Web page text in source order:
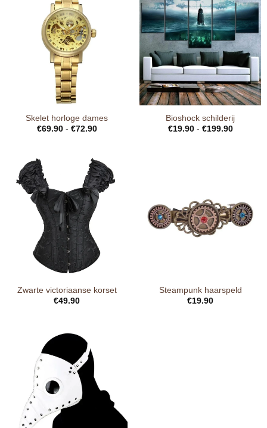
Skelet horloge dames
€69.90- €72.90
Bioshock schilderij
€19.90- €199.90
Zwarte victoriaanse korset
€49.90
Steampunk haarspeld
€19.90